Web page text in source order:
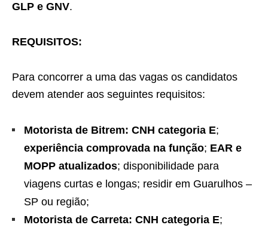
GLP e GNV.
REQUISITOS:
Para concorrer a uma das vagas os candidatos
devem atender aos seguintes requisitos:
Motorista de Bitrem: CNH categoria E;
experiência comprovada na função; EAR e
MOPP atualizados; disponibilidade para
viagens curtas e longas; residir em Guarulhos –
SP ou região;
Motorista de Carreta: CNH categoria E;